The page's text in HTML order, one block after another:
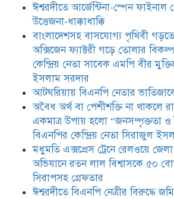
ঈশ্বরদীতে বিএনপি
দোকান দখলের
সম্মেলন
যে ঐক্যের
বিএনপির
দলকে প্রতিষ্ঠা এবং
স্বৈরাচারী শেখ
করেছিল সেই
আহবান জানিয়েছেন—- বিএনপির কেন্দ্রিয়
সাবেক এমপি বীর মুক্তিযোদ্ধা সিরাজুল
ঈশ্বরদীতে আর্জেন্টিনা-স্পেন ফাইনাল
উত্তেজনা-ধাক্কাধাক্কি
বাংলাদেশসহ বাসযোগ্য পৃথিবী
অক্সিজেন ফ্যাক্টরী গড়ে তোলার
কেন্দ্রিয় নেতা সাবেক এমপি বীর
ইসলাম সরদার
আটঘরিয়ায় বিএনপি নেতার
​​অবৈধ অর্থ বা পেশীশক্তি না থাকলে
একমাত্র উপায় হলো “জনসম্পৃক্ততা
বিএনপির কেন্দ্রিয় নেতা সিরাজুল
মধুমতি এক্সপ্রেস ট্রেনে রেলওয়ে
অভিযানে রতন লাল বিশ্বাসকে ৫০
সিরাপসহ গ্রেফতার
ঈশ্বরদীতে বিএনপি নেত্রীর বিরুদ্ধে